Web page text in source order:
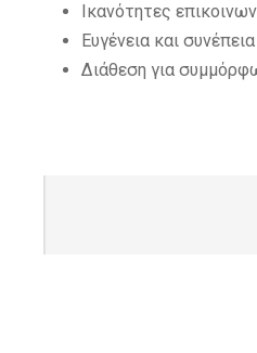
Ικανότητες
Ευγένεια και
Διάθεση για